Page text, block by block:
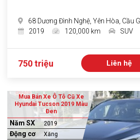
68 Dương Đình Nghệ, Yên Hòa, Cầu
2019
120,000 km SUV
750 triệu Liên hệ
Mua Bán Xe Ô Tô Cũ Xe
Hyundai Tucson 2019 Màu
Đen
Năm SX 2019
Động cơ Xăng